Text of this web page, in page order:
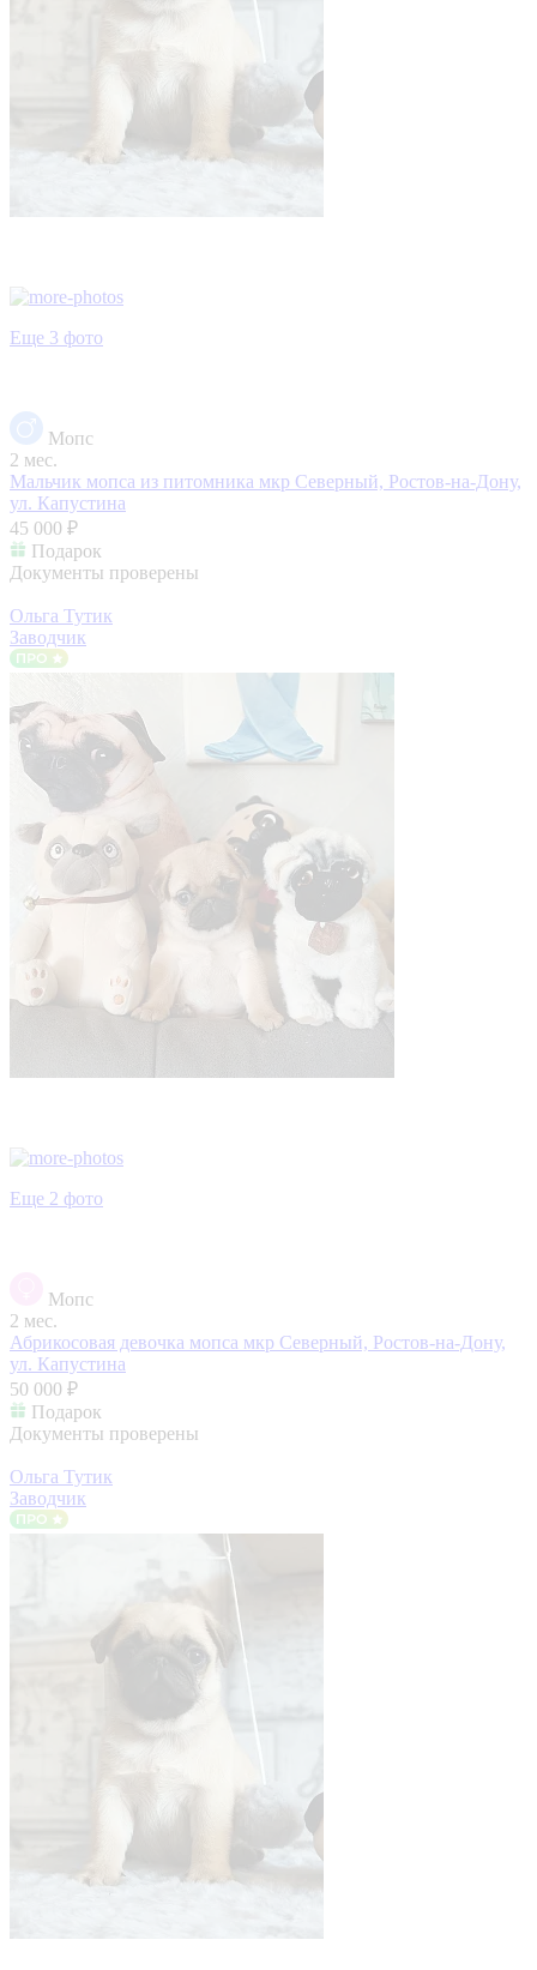
Еще 3 фото
Мопс
2 мес.
Мальчик мопса из питомника мкр Северный, Ростов-на-Дону,
ул. Капустина
45 000 ₽
Подарок
Документы проверены
Ольга Тутик
Заводчик
Еще 2 фото
Мопс
2 мес.
Абрикосовая девочка мопса мкр Северный, Ростов-на-Дону,
ул. Капустина
50 000 ₽
Подарок
Документы проверены
Ольга Тутик
Заводчик